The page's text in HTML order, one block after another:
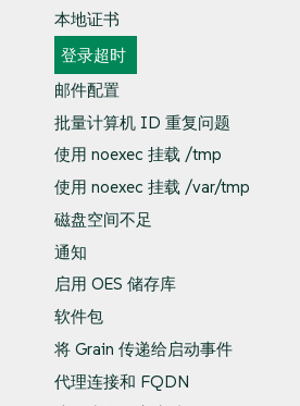
本地证书
登录超时
邮件配置
批量计算机 ID 重复问题
使用 noexec 挂载 /tmp
使用 noexec 挂载 /var/tmp
磁盘空间不足
通知
启用 OES 储存库
软件包
将 Grain 传递给启动事件
代理连接和 FQDN